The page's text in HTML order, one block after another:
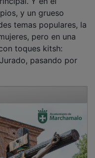
y un grueso
temas populares, la
pero en una
toques kitsh:
pasando por